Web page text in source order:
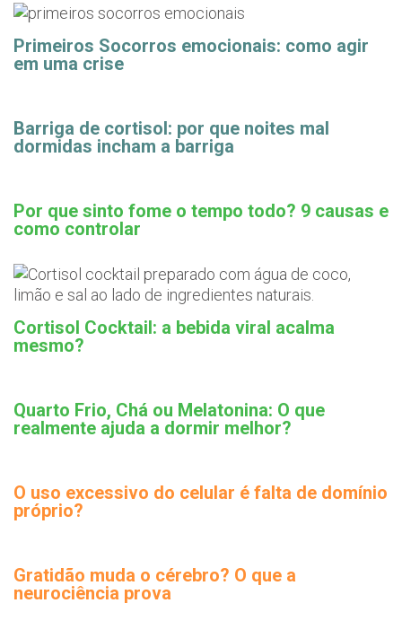
Primeiros Socorros emocionais: como agir
em uma crise
Barriga de cortisol: por que noites mal
dormidas incham a barriga
Por que sinto fome o tempo todo? 9 causas e
como controlar
Cortisol Cocktail: a bebida viral acalma
mesmo?
Quarto Frio, Chá ou Melatonina: O que
realmente ajuda a dormir melhor?
O uso excessivo do celular é falta de domínio
próprio?
Gratidão muda o cérebro? O que a
neurociência prova